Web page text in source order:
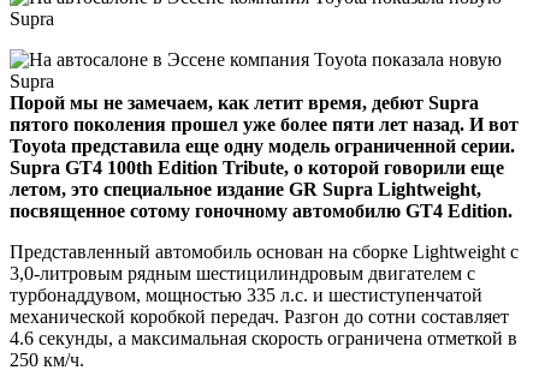
Порой мы не замечаем, как летит время, дебют Supra
пятого поколения прошел уже более пяти лет назад. И вот
Toyota представила еще одну модель ограниченной серии.
Supra GT4 100th Edition Tribute, о которой говорили еще
летом, это специальное издание GR Supra Lightweight,
посвященное сотому гоночному автомобилю GT4 Edition.
Представленный автомобиль основан на сборке Lightweight с
3,0-литровым рядным шестицилиндровым двигателем с
турбонаддувом, мощностью 335 л.с. и шестиступенчатой ​​
механической коробкой передач. Разгон до сотни составляет
4.6 секунды, а максимальная скорость ограничена отметкой в
250 км/ч.